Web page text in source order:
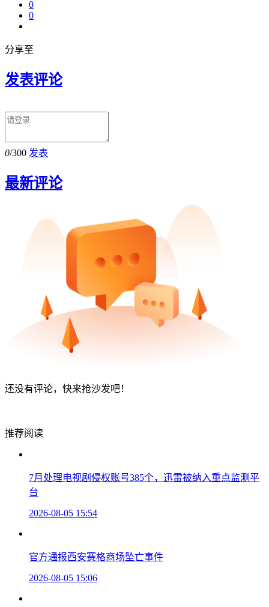
0
0
分享至
发表评论
0/300 发表
最新评论
还没有评论，快来抢沙发吧！
推荐阅读
7月处理电视剧侵权账号385个，迅雷被纳入重点监测平
台
2026-08-05 15:54
官方通报西安赛格商场坠亡事件
2026-08-05 15:06